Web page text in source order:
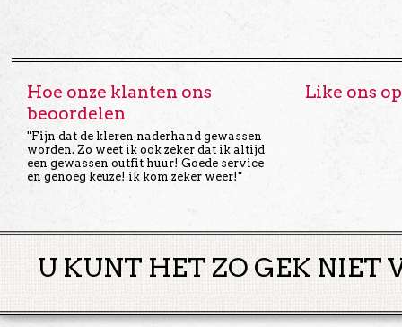
Hoe onze klanten ons
beoordelen
"Fijn dat de kleren naderhand gewassen
worden. Zo weet ik ook zeker dat ik altijd
een gewassen outfit huur! Goede service
en genoeg keuze! ik kom zeker weer!"
Like ons
U KUNT HET ZO GEK NIET